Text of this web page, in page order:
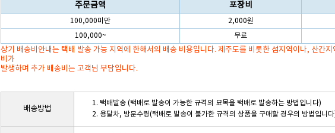
주문금액
포장비
100,000미만 2,000원
100,000~
무료
상기 배송비안내는 택배 발송 가능 지역에 한해서의 배송 비용입니다. 제주도를 비롯한 섬지역이나, 산간
비가
발생하며 추가 배송비는 고객님 부담입니다.
배송방법
1. 택배발송 (택배로 발송이 가능한 규격의 묘목을 택배로 발송하는 방법입니다)
2. 용달차, 방문수령(택배로 발송이 불가한 규격의 상품을 구매할 경우의 방법입니